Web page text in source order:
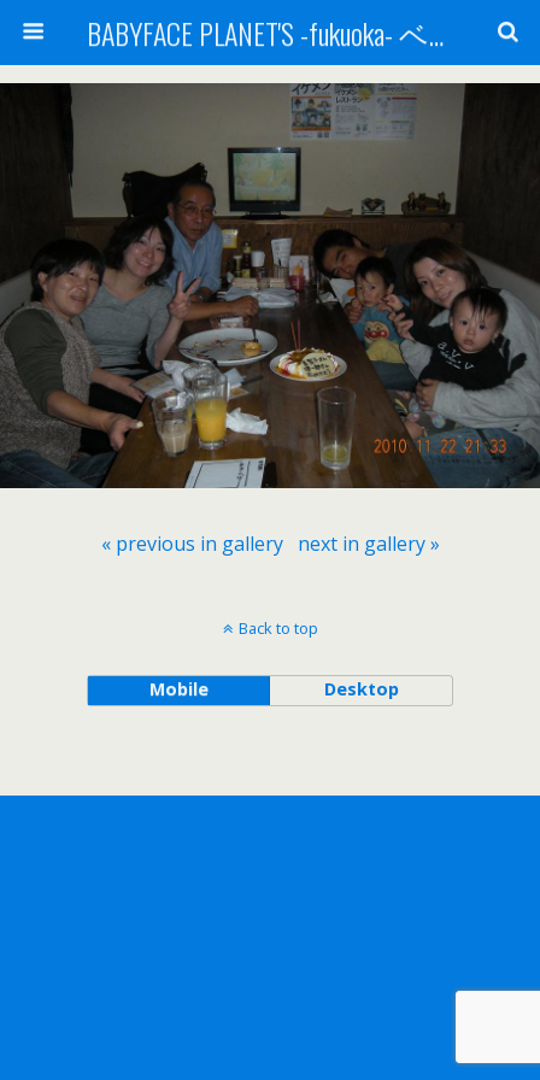
BABYFACE PLANET'S -fukuoka- ベビーフェイスプラネッツ 福岡(ベビフェ福岡)
« previous in gallery next in gallery »
Back to top
Mobile Desktop